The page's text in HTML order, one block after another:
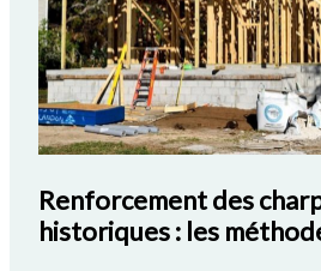
Renforcement des
historiques : les